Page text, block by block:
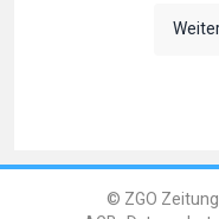
© ZGO